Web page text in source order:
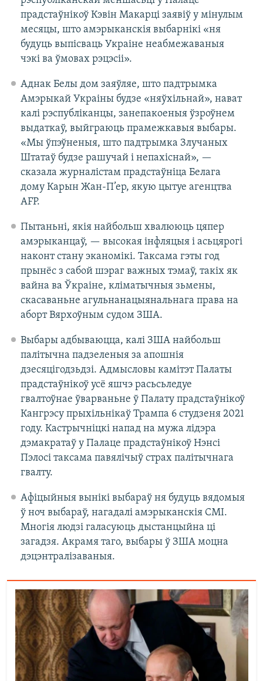
прадстаўнікоў Кэвін Макарці заявіў у мінулым
месяцы, што амэрыканскія выбарнікі «ня
будуць выпісваць Украіне неабмежаваныя
чэкі ва ўмовах рэцэсіі».
Аднак Белы дом заяўляе, што падтрымка
Амэрыкай Украіны будзе «няўхільнай», нават
калі рэспубліканцы, занепакоеныя ўзроўнем
выдаткаў, выйграюць прамежкавыя выбары.
«Мы ўпэўненыя, што падтрымка Злучаных
Штатаў будзе рашучай і непахіснай», —
сказала журналістам прадстаўніца Белага
дому Карын Жан-П’ер, якую цытуе агенцтва
AFP.
Пытаньні, якія найбольш хвалююць цяпер
амэрыканцаў, — высокая інфляцыя і асьцярогі
наконт стану эканомікі. Таксама гэты год
прынёс з сабой шэраг важных тэмаў, такіх як
вайна ва Ўкраіне, кліматычныя зьмены,
скасаваньне агульнанацыянальнага права на
аборт Вярхоўным судом ЗША.
Выбары адбываюцца, калі ЗША найбольш
палітычна падзеленыя за апошнія
дзесяцігодзьдзі. Адмысловы камітэт Палаты
прадстаўнікоў усё яшчэ расьсьледуе
гвалтоўнае ўварваньне ў Палату прадстаўнікоў
Кангрэсу прыхільнікаў Трампа 6 студзеня 2021
году. Кастрычніцкі напад на мужа лідэра
дэмакратаў у Палаце прадстаўнікоў Нэнсі
Пэлосі таксама павялічыў страх палітычнага
гвалту.
Афіцыйныя вынікі выбараў ня будуць вядомыя
ў ноч выбараў, нагадалі амэрыканскія СМІ.
Многія людзі галасуюць дыстанцыйна ці
загадзя. Акрамя таго, выбары ў ЗША моцна
дэцэнтралізаваныя.